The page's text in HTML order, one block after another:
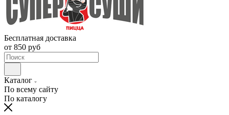
Бесплатная доставка
от 850 руб
Каталог
По всему сайту
По каталогу